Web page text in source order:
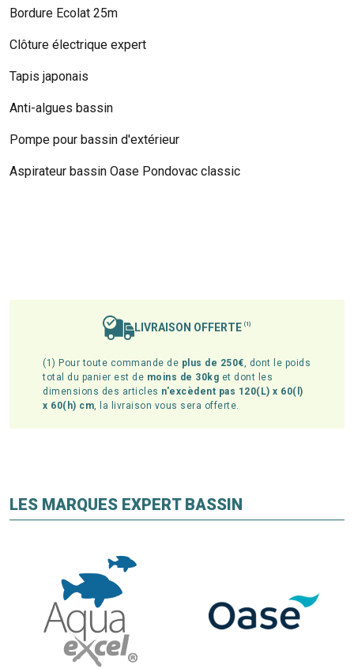
Bordure Ecolat 25m
Clôture électrique expert
Tapis japonais
Anti-algues bassin
Pompe pour bassin d'extérieur
Aspirateur bassin Oase Pondovac classic
LIVRAISON OFFERTE (1)
(1) Pour toute commande de plus de 250€, dont le poids
total du panier est de moins de 30kg et dont les
dimensions des articles n'excèdent pas 120(L) x 60(l)
x 60(h) cm, la livraison vous sera offerte.
LES MARQUES EXPERT BASSIN